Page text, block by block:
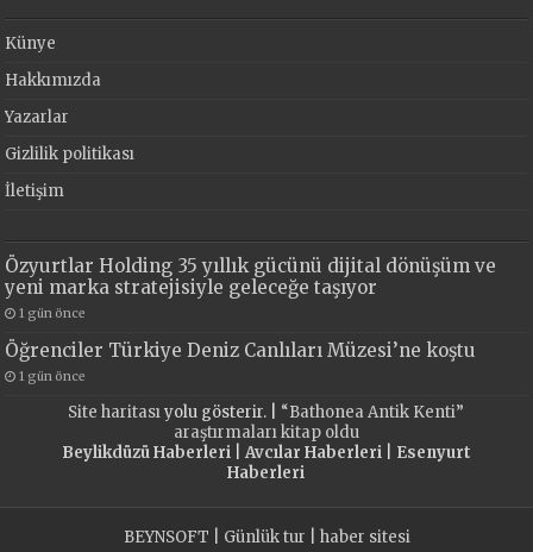
Künye
Hakkımızda
Yazarlar
Gizlilik politikası
İletişim
Özyurtlar Holding 35 yıllık gücünü dijital dönüşüm ve
yeni marka stratejisiyle geleceğe taşıyor
1 gün önce
Öğrenciler Türkiye Deniz Canlıları Müzesi’ne koştu
1 gün önce
Site haritasıyolu gösterir. | “Bathonea Antik Kenti”
araştırmaları kitap oldu
Beylikdüzü Haberleri| Avcılar Haberleri| Esenyurt
Haberleri
BEYNSOFT Günlük tur haber sitesi